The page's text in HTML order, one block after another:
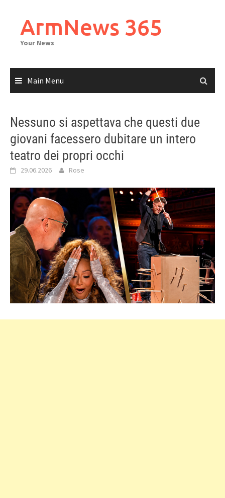
contentArmNews 365
Your News
Main Menu
Nessuno si aspettava che questi due
giovani facessero dubitare un intero
teatro dei propri occhi
29.06.2026 Rose